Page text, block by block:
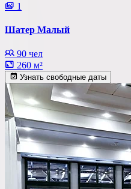
1
Шатер Малый
90 чел
260 м²
Узнать свободные даты